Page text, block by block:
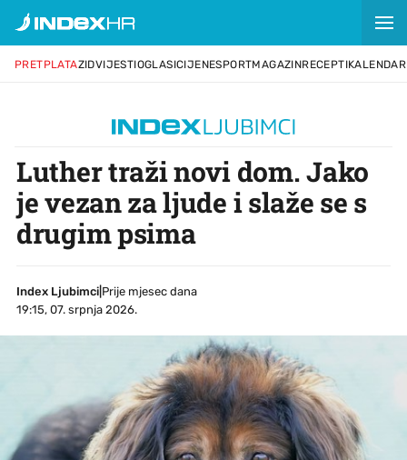
PRETPLATAZIDVIJESTIOGLASICIJENESPORTMAGAZINRECEPTIKALENDAR
Luther traži novi dom. Jako
je vezan za ljude i slaže se s
drugim psima
Index Ljubimci
Prije mjesec dana
19:15, 07. srpnja 2026.